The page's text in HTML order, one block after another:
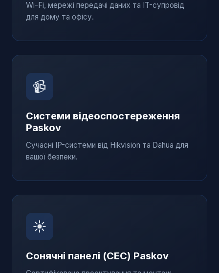
Wi-Fi, мережі передачі даних та IT-супровід
для дому та офісу.
📹
Системи відеоспостереження
Paskov
Сучасні IP-системи від Hikvision та Dahua для
вашої безпеки.
☀️
Сонячні панелі (СЕС) Paskov